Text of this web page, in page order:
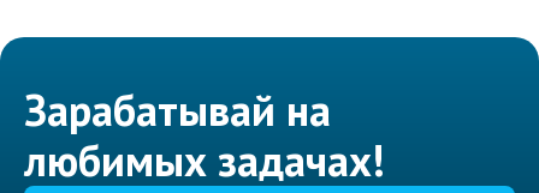
Зарабатывай на
любимых задачах!